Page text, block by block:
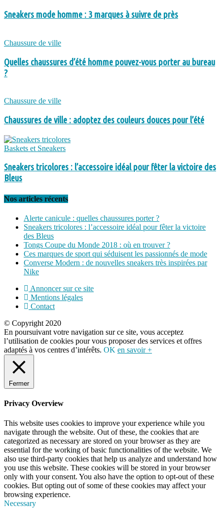
Sneakers mode homme : 3 marques à suivre de près
Chaussure de ville
Quelles chaussures d’été homme pouvez-vous porter au bureau
?
Chaussure de ville
Chaussures de ville : adoptez des couleurs douces pour l’été
Baskets et Sneakers
Sneakers tricolores : l’accessoire idéal pour fêter la victoire des
Bleus
Nos articles récents
Alerte canicule : quelles chaussures porter ?
Sneakers tricolores : l’accessoire idéal pour fêter la victoire
des Bleus
Tongs Coupe du Monde 2018 : où en trouver ?
Ces marques de sport qui séduisent les passionnés de mode
Converse Modern : de nouvelles sneakers très inspirées par
Nike
Annoncer sur ce site
Mentions légales
Contact
© Copyright 2020
En poursuivant votre navigation sur ce site, vous acceptez
l’utilisation de cookies pour vous proposer des services et offres
adaptés à vos centres d’intérêts. OK en savoir +
Fermer
Privacy Overview
This website uses cookies to improve your experience while you
navigate through the website. Out of these, the cookies that are
categorized as necessary are stored on your browser as they are
essential for the working of basic functionalities of the website. We
also use third-party cookies that help us analyze and understand how
you use this website. These cookies will be stored in your browser
only with your consent. You also have the option to opt-out of these
cookies. But opting out of some of these cookies may affect your
browsing experience.
Necessary